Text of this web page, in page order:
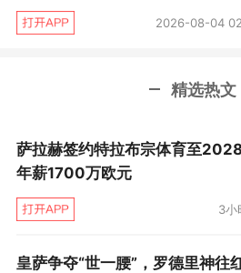
欢迎下载体坛周报客户端体
2026-08-04
精选热文
萨拉赫签约特拉布宗体育至2028
年薪1700万欧元
3小
皇萨争夺“世一腰”，罗德里神往